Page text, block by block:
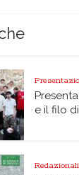
e il filo
Redazionali